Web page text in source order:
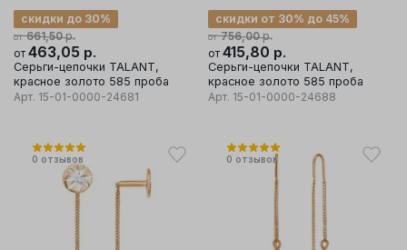
от 661,50р.
скидки до 30%
от 463,05 р.
Серьги-цепочки TALANT,
красное золото 585 проба
Арт. 15-01-0000-24681
от 756,00р.
скидки от 30% до 45%
от 415,80 р.
Серьги-цепочки TALANT,
красное золото 585 проба
Арт. 15-01-0000-24688
0 отзывов 0 отзывов